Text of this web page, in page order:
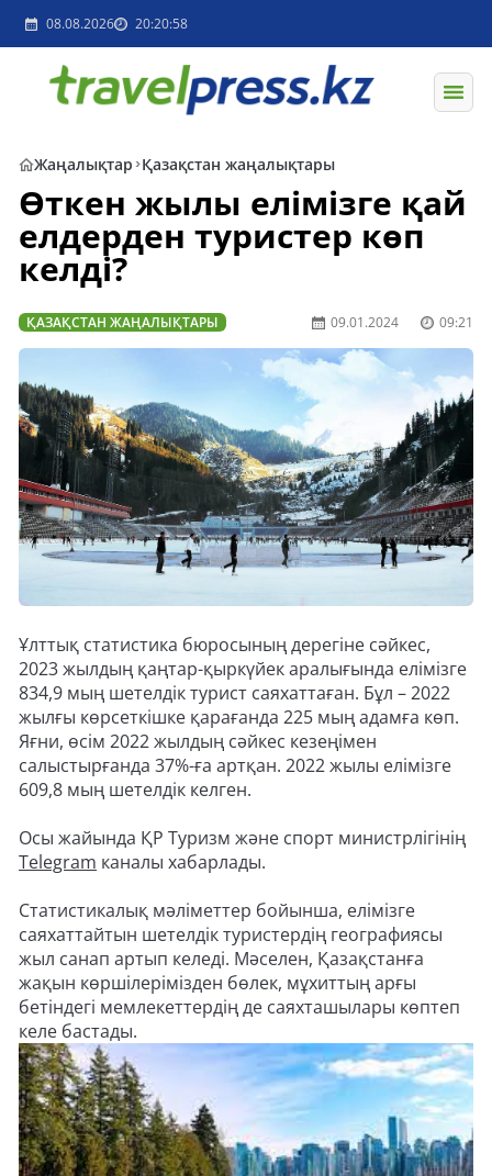
08.08.2026 20:20:58
Жаңалықтар Қазақстан жаңалықтары
Өткен жылы елімізге қай
елдерден туристер көп
келді?
ҚАЗАҚСТАН ЖАҢАЛЫҚТАРЫ 09.01.2024 09:21
Ұлттық статистика бюросының дерегіне сәйкес,
2023 жылдың қаңтар-қыркүйек аралығында елімізге
834,9 мың шетелдік турист саяхаттаған. Бұл – 2022
жылғы көрсеткішке қарағанда 225 мың адамға көп.
Яғни, өсім 2022 жылдың сәйкес кезеңімен
салыстырғанда 37%-ға артқан. 2022 жылы елімізге
609,8 мың шетелдік келген.
Осы жайында ҚР Туризм және спорт министрлігінің
Telegram каналы хабарлады.
Статистикалық мәліметтер бойынша, елімізге
саяхаттайтын шетелдік туристердің географиясы
жыл санап артып келеді. Мәселен, Қазақстанға
жақын көршілерімізден бөлек, мұхиттың арғы
бетіндегі мемлекеттердің де саяхташылары көптеп
келе бастады.